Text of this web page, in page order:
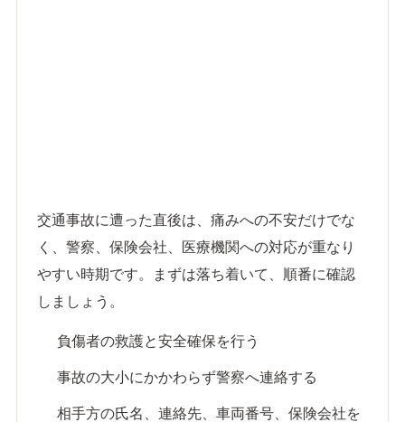
交通事故に遭った直後は、痛みへの不安だけでな
く、警察、保険会社、医療機関への対応が重なり
やすい時期です。まずは落ち着いて、順番に確認
しましょう。
負傷者の救護と安全確保を行う
事故の大小にかかわらず警察へ連絡する
相手方の氏名、連絡先、車両番号、保険会社を